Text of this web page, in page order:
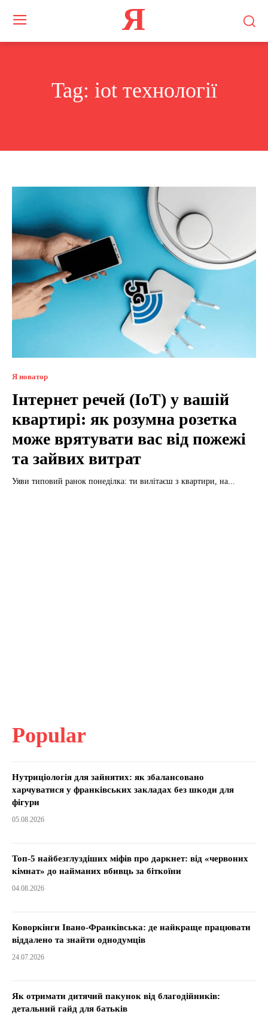
Я
Tag: iot технології
Я новатор
Інтернет речей (IoT) у вашій
квартирі: як розумна розетка
може врятувати вас від пожежі
та зайвих витрат
Уяви типовий ранок понеділка: ти вилітаєш з квартири, на...
Popular
Нутриціологія для зайнятих: як збалансовано
харчуватися у франківських закладах без шкоди для
фігури
05.08.2026
Топ-5 найбезглуздіших міфів про даркнет: від «червоних
кімнат» до найманих вбивць за біткоїни
04.08.2026
Коворкінги Івано-Франківська: де найкраще працювати
віддалено та знайти однодумців
24.07.2026
Як отримати дитячий пакунок від благодійників:
детальний гайд для батьків